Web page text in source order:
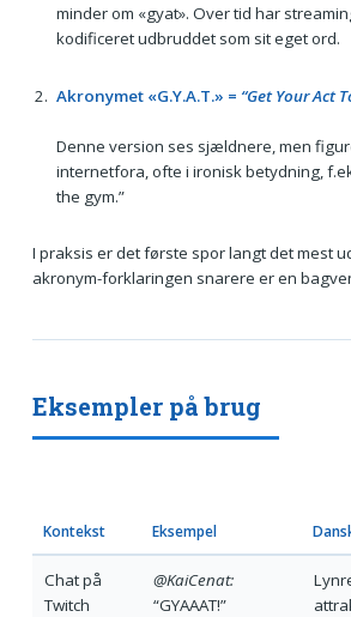
minder om «gyat». Over tid har
kodificeret udbruddet som sit eget ord.
Akronymet «G.Y.A.T.» = “Get Your Act
Denne version ses sjældnere, men
internetfora, ofte i ironisk betydning,
the gym.”
I praksis er det første spor langt det mest
akronym-forklaringen snarere er en
Eksempler på brug
Kontekst Eksempel
Chat på
Twitch
@KaiCenat:
“GYAAAT!”